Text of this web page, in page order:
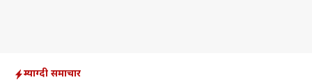
म्याग्दी समाचार